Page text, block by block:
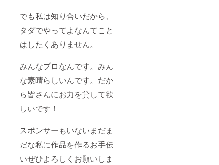
でも私は知り合いだから、
タダでやってよなんてこと
はしたくありません。
みんなプロなんです。みん
な素晴らしいんです。だか
ら皆さんにお力を貸して欲
しいです！
スポンサーもいないまだま
だな私に作品を作るお手伝
いぜひよろしくお願いしま